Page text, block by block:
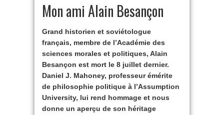
Mon ami Alain Besançon
Grand historien et soviétologue
français, membre de l’Académie des
sciences morales et politiques, Alain
Besançon est mort le 8 juillet dernier.
Daniel J. Mahoney, professeur émérite
de philosophie politique à l’Assumption
University, lui rend hommage et nous
donne un aperçu de son héritage